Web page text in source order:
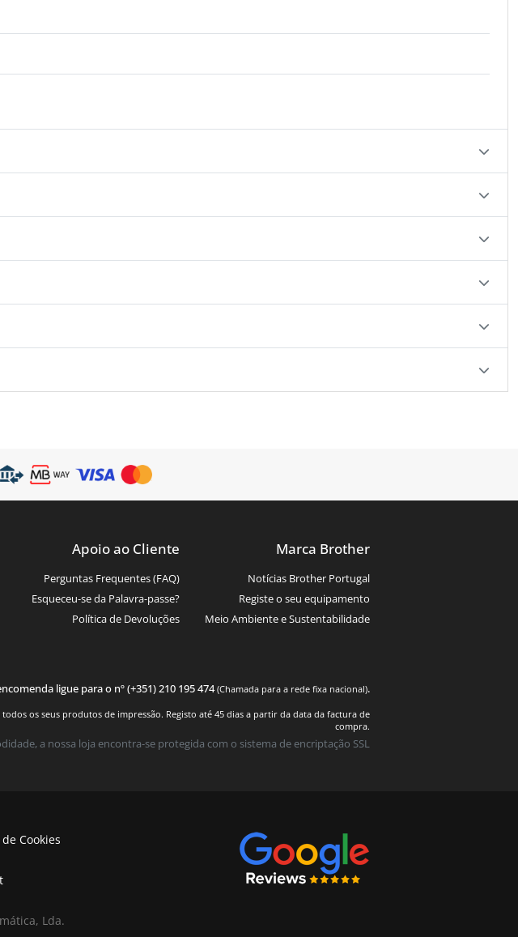
Apoio ao Cliente
Perguntas Frequentes (FAQ)
Esqueceu-se da Palavra-passe?
Política de Devoluções
Marca Brother
Notícias Brother Portugal
Registe o seu equipamento
Meio Ambiente e Sustentabilidade
ligue para o nº (+351) 210 195 474(Chamada para a rede fixa nacional).
os seus produtos de impressão. Registo até 45 dias a partir da data da factura de
compra.
a nossa loja encontra-se protegida com o sistema de encriptação SSL
Cookies
Lda.